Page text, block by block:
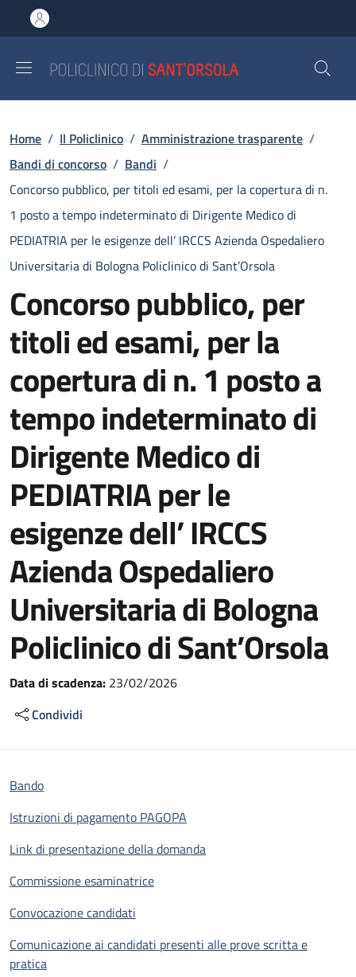
al contenuto principale
to footer content
Briciole di pane
Home / Il Policlinico / Amministrazione trasparente /
Bandi di concorso / Bandi /
Concorso pubblico, per titoli ed esami, per la copertura di n.
1 posto a tempo indeterminato di Dirigente Medico di
PEDIATRIA per le esigenze dell’ IRCCS Azienda Ospedaliero
Universitaria di Bologna Policlinico di Sant’Orsola
Concorso pubblico, per
titoli ed esami, per la
copertura di n. 1 posto a
tempo indeterminato di
Dirigente Medico di
PEDIATRIA per le
esigenze dell’ IRCCS
Azienda Ospedaliero
Universitaria di Bologna
Policlinico di Sant’Orsola
Data di scadenza: 23/02/2026
Condividi
Bando
Istruzioni di pagamento PAGOPA
Link di presentazione della domanda
Commissione esaminatrice
Convocazione candidati
Comunicazione ai candidati presenti alle prove scritta e
pratica